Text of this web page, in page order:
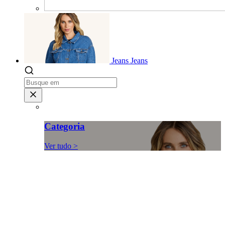
Jeans Jeans
Categoria
Ver tudo >